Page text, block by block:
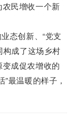
民增收一个新
态创新、“党支
构成了这场乡村
成促农增收的
最温暖的样子，